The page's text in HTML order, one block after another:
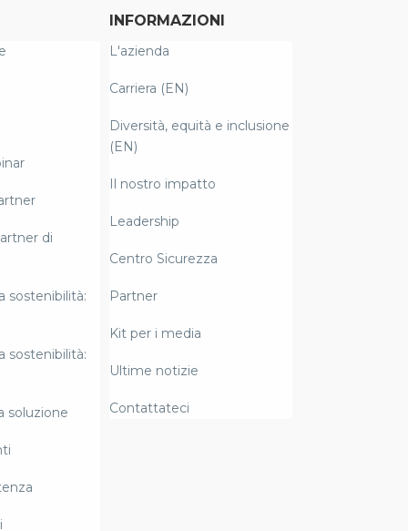
di
sostenibilità:
sostenibilità:
soluzione
INFORMAZIONI
L'azienda
Carriera (EN)
Diversità, equità e inclusione
(EN)
Il nostro impatto
Leadership
Centro Sicurezza
Partner
Kit per i media
Ultime notizie
Contattateci